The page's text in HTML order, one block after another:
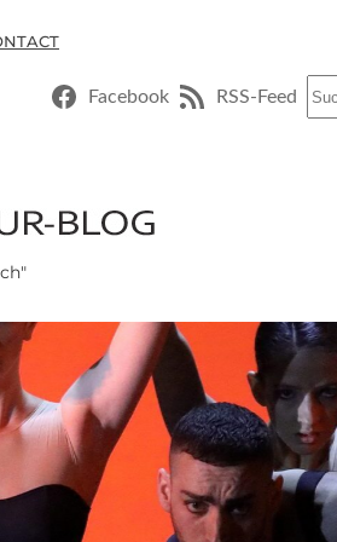
Facebook RSS-Feed